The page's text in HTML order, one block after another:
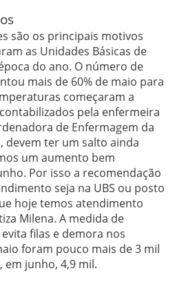
são os principais motivos
as Unidades Básicas de
do ano. O número de
mais de 60% de maio para
começaram a
pela enfermeira
de Enfermagem da
devem ter um salto ainda
um aumento bem
Por isso a recomendação
seja na UBS ou posto
hoje temos atendimento
Milena. A medida de
filas e demora nos
foram pouco mais de 3 mil
em junho, 4,9 mil.